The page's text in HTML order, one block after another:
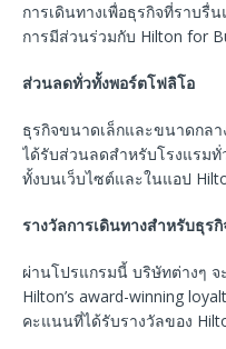
การเดินทางเพื่อธุรกิจที่ราบ
การมีส่วนร่วมกับ Hilton for
ส่วนลดทั่วทั้งพอร์ตโฟลิโอ
ธุรกิจขนาดเล็กและขนาดกลา
ได้รับส่วนลดสำหรับโรงแรม
ทั้งบนเว็บไซต์และในแอป
รางวัลการเดินทางสำหรับธุร
ผ่านโปรแกรมนี้ บริษัทต่างๆ
Hilton’s award-winning
คะแนนที่ได้รับรางวัลของ